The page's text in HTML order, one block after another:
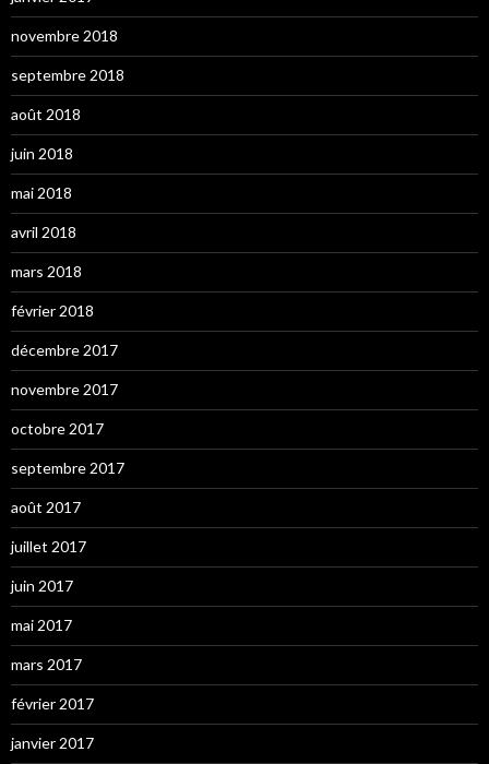
novembre 2018
septembre 2018
août 2018
juin 2018
mai 2018
avril 2018
mars 2018
février 2018
décembre 2017
novembre 2017
octobre 2017
septembre 2017
août 2017
juillet 2017
juin 2017
mai 2017
mars 2017
février 2017
janvier 2017